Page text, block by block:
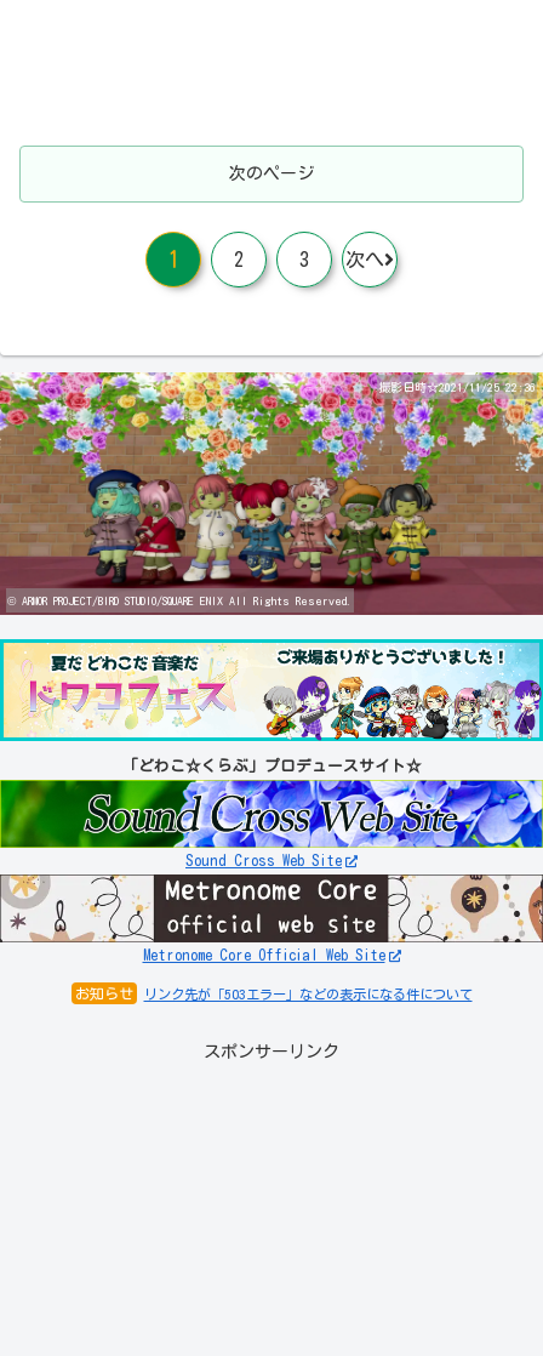
次のページ
1 2 3 次へ
撮影日時☆2021/11/25 22:36
© ARMOR PROJECT/BIRD STUDIO/SQUARE ENIX All Rights Reserved.
「どわこ☆くらぶ」プロデュースサイト☆
Sound Cross Web Site
Metronome Core Official Web Site
お知らせ リンク先が「503エラー」などの表示になる件について
スポンサーリンク